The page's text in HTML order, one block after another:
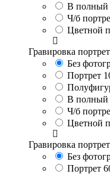
В полный
Ч/б
Цветной
Гравировка
Без
Портрет
В полный
Ч/б
Цветной
Гравировка
Без
Портрет